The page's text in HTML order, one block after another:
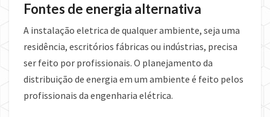
Fontes de energia alternativa
A instalação eletrica de qualquer ambiente, seja uma
residência, escritórios fábricas ou indústrias, precisa
ser feito por profissionais. O planejamento da
distribuição de energia em um ambiente é feito pelos
profissionais da engenharia elétrica.